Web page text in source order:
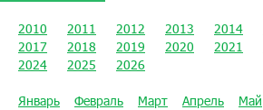
2010 2011 2012 2013 2014
2017
2018 2019 2020 2021
2024
2025 2026
Январь Февраль Март Апрель Май